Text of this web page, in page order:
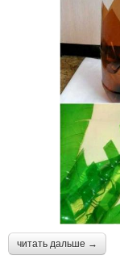
читать дальше →